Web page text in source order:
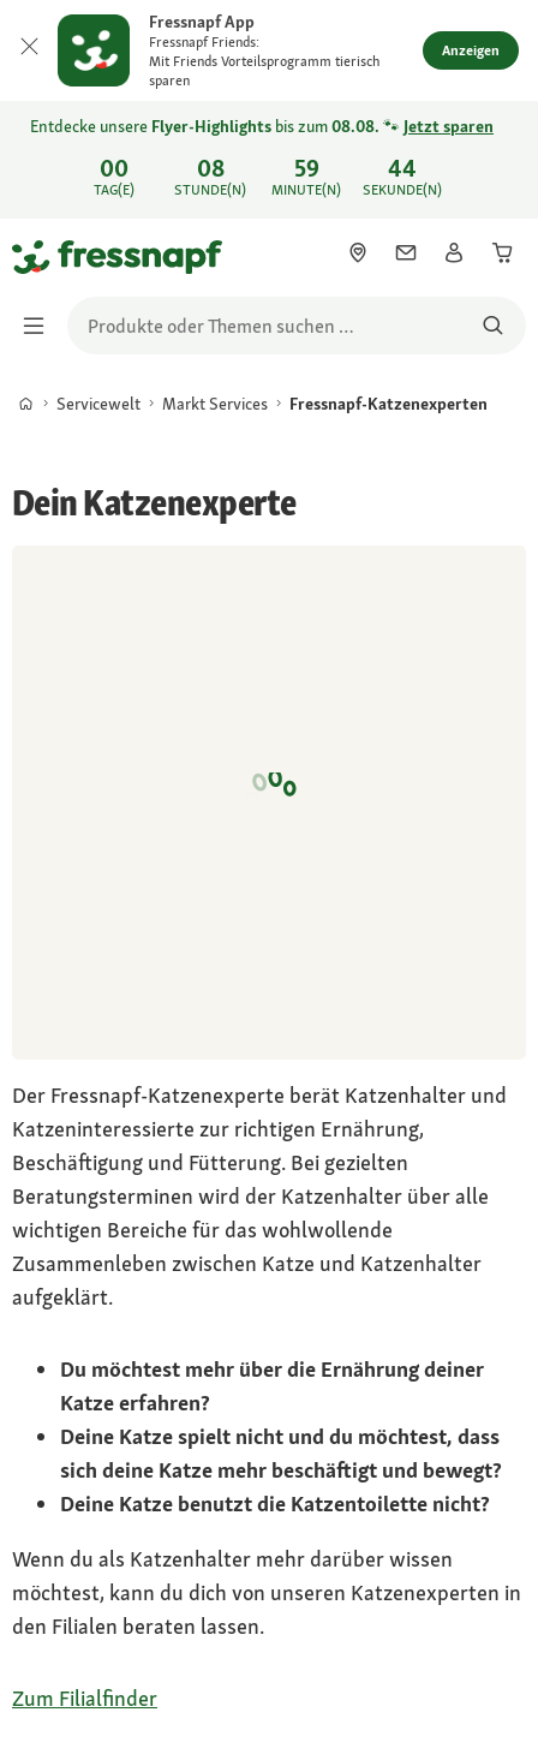
Fressnapf App
Fressnapf Friends:
Mit Friends Vorteilsprogramm tierisch
sparen
Anzeigen
00
TAG(E)
08
STUNDE(N)
59
MINUTE(N)
44
SEKUNDE(N)
Entdecke unsere Flyer-Highlights bis zum08.08. 🐾 Jetzt sparen
Servicewelt Markt Services Fressnapf-Katzenexperten
Dein Katzenexperte
Der Fressnapf-Katzenexperte berät Katzenhalter und
Katzeninteressierte zur richtigen Ernährung,
Beschäftigung und Fütterung. Bei gezielten
Beratungsterminen wird der Katzenhalter über alle
wichtigen Bereiche für das wohlwollende
Zusammenleben zwischen Katze und Katzenhalter
aufgeklärt.
Du möchtest mehr über die Ernährung deiner
Katze erfahren?
Deine Katze spielt nicht und du möchtest, dass
sich deine Katze mehr beschäftigt und bewegt?
Deine Katze benutzt die Katzentoilette nicht?
Wenn du als Katzenhalter mehr darüber wissen
möchtest, kann du dich von unseren Katzenexperten in
den Filialen beraten lassen.
Zum Filialfinder